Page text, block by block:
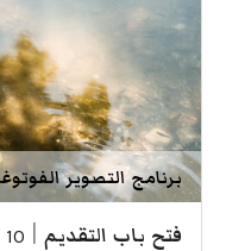
برنامج التصوير
فتح باب التقديم 10 / 10 / 2025